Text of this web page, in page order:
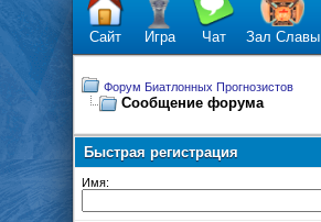
Сайт Игра Чат Зал Славы
Форум Биатлонных Прогнозистов
Сообщение форума
Быстрая регистрация
Имя: